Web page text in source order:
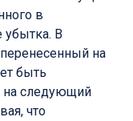
в
В
на
быть
на следующий
что